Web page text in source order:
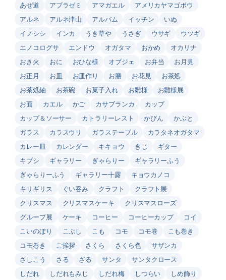
あぜ道 アブラゼミ アマガエル
アメリカヤマゴボウ
アルネ
アルネ津山 アルバム イッチン
いぬ
イノシシ
インカ うき草や うさぎ ウサギ
ウツギ
エノコログサ
エンドウ オガタマ おかめ
オカリナ
おき火
おに おひな様 オブジェ お弁当
お月見
お正月
お皿 お皿作り お膳 お花見
お茶処
お茶処紬
お茶碗 お菓子入れ お雛様
お雛様展
お面
カエル かご カサブランカ
カップ
カップ＆ソーサー
カトラリーレスト かびん
かぶと
ガラス
カラスウリ ガラステーブル
カラタネオガタマ
カレー皿
カレンダー キキョウ きじ
ギター
キブシ
ギャラリー ぎゃらりー
ギャラリーふう
ぎゃらりーふう
ギャラリー十露
キョウカノコ
キリギリス
ぐい吞み クラフト
クラフト展
クリスマス
クリスマスケーキ
クリスマスローズ
グループ展
ケーキ コーヒー コーヒーカップ
コイ
こいのぼり
こぶし こも コモ コモ巻
こも巻き
コモ巻き
ご挨拶 さくら さくら色
サザンカ
さしこう
さる ざる サンタ
サンタクロース
しだれ
しだれもみじ しだれ梅 しつらい
しめ飾り